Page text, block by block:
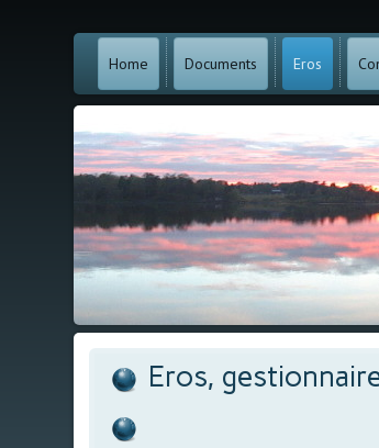
Home Documents Eros
Eros,